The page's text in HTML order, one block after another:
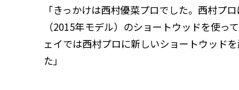
「きっかけは西村優菜プロでした。西村プ
（2015年モデル）のショートウッドを使
ェイでは西村プロに新しいショートウッド
た」